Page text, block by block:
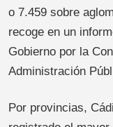
o 7.459 sobre
recoge en un
Gobierno por la
Administración
Por provincias,